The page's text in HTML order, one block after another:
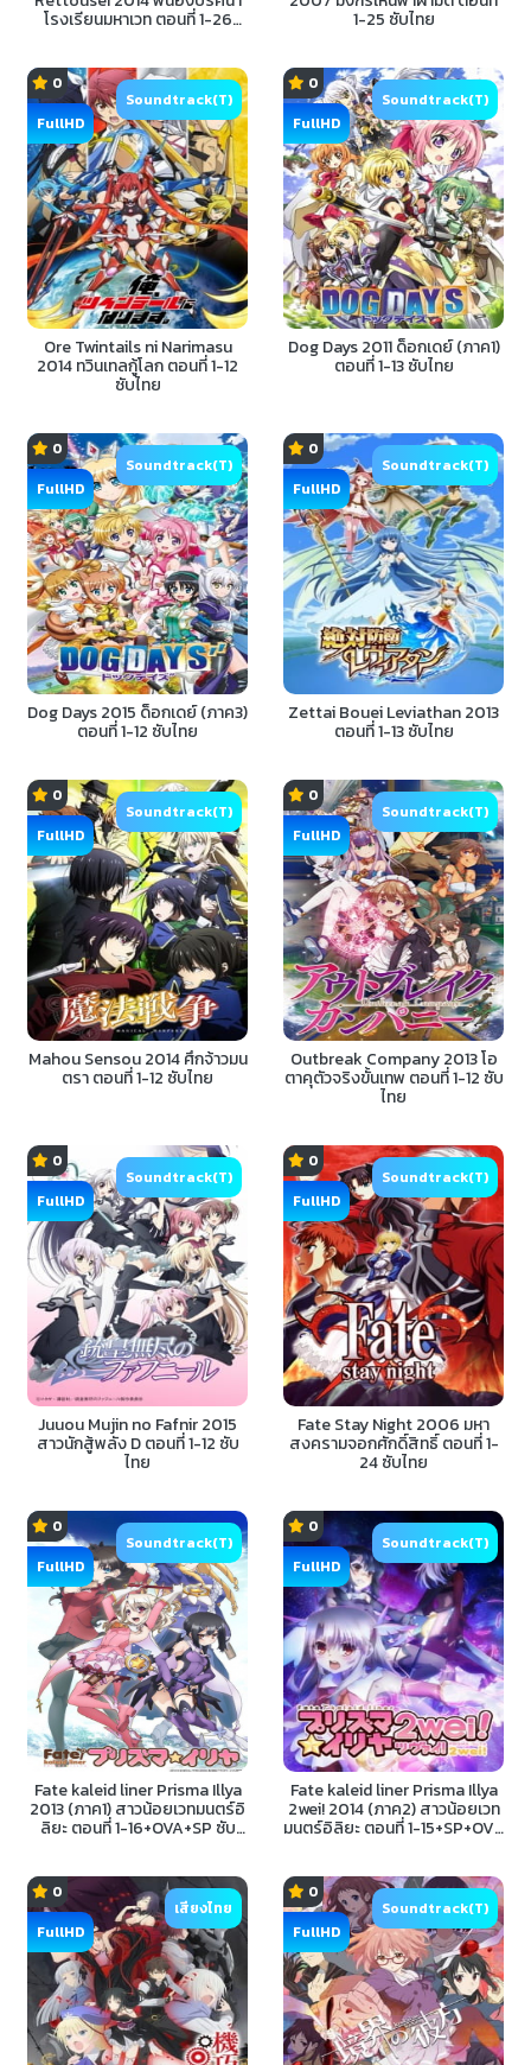
โรงเรียนมหาเวท ตอนที่ 1-26 1-25 ซับไทย
0
FullHD
Soundtrack(T)
Ore Twintails ni Narimasu
2014 ทวินเทลกู้โลก ตอนที่ 1-12
ซับไทย
0
FullHD
Soundtrack(T)
Dog Days 2011 ด็อกเดย์ (ภาค1)
ตอนที่ 1-13 ซับไทย
0
FullHD
Soundtrack(T)
Dog Days 2015 ด็อกเดย์ (ภาค3)
ตอนที่ 1-12 ซับไทย
0
FullHD
Soundtrack(T)
Zettai Bouei Leviathan 2013
ตอนที่ 1-13 ซับไทย
0
FullHD
Soundtrack(T)
Mahou Sensou 2014 ศึกจ้าวมน
ตรา ตอนที่ 1-12 ซับไทย
0
FullHD
Soundtrack(T)
Outbreak Company 2013 โอ
ตาคุตัวจริงขั้นเทพ ตอนที่ 1-12 ซับ
ไทย
0
FullHD
Soundtrack(T)
Juuou Mujin no Fafnir 2015
สาวนักสู้พลัง D ตอนที่ 1-12 ซับ
ไทย
0
FullHD
Soundtrack(T)
Fate Stay Night 2006 มหา
สงครามจอกศักดิ์สิทธิ์ ตอนที่ 1-
24 ซับไทย
0
FullHD
Soundtrack(T)
Fate kaleid liner Prisma Illya
2013 (ภาค1) สาวน้อยเวทมนตร์อิ
ลิยะ ตอนที่ 1-16+OVA+SP ซับ
0
FullHD
Soundtrack(T)
Fate kaleid liner Prisma Illya
2wei! 2014 (ภาค2) สาวน้อยเวท
มนตร์อิลิยะ ตอนที่ 1-15+SP+OVA
0
FullHD
เสียงไทย
0
FullHD
Soundtrack(T)